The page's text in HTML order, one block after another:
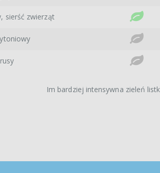
sierść zwierząt
Im bardziej intensywna zieleń